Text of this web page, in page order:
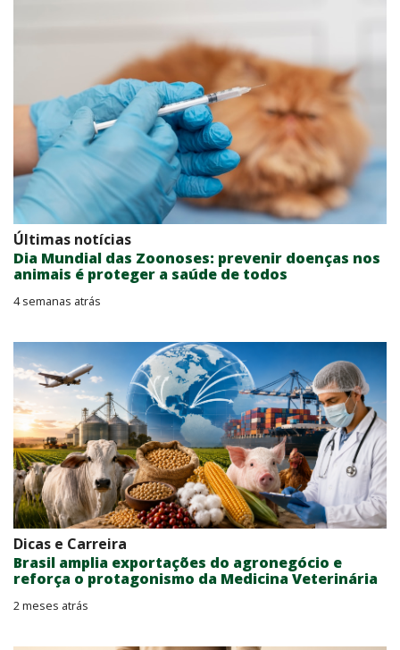
Últimas notícias
Dia Mundial das Zoonoses: prevenir doenças nos
animais é proteger a saúde de todos
4 semanas atrás
Dicas e Carreira
Brasil amplia exportações do agronegócio e
reforça o protagonismo da Medicina Veterinária
2 meses atrás